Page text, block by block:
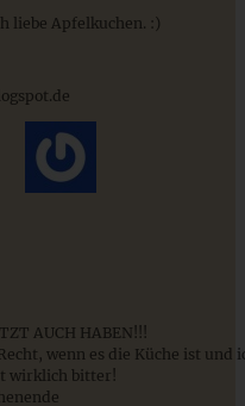
liebe Apfelkuchen. :)
AUCH HABEN!!!
wenn es die Küche ist und
wirklich bitter!